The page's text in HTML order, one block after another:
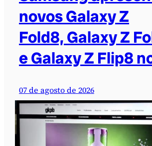
novos Galaxy Z
Fold8, Galaxy Z
e Galaxy Z Flip8
07 de agosto de 2026